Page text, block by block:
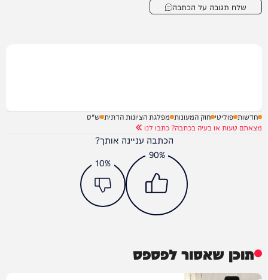
שלח תגובה על הכתבה
חדשות פוליטי חוק המעונות מפלגת הציונות הדתית ש"ס
מצאתם טעות או בעיה בכתבה? כתבו לנו
הכתבה עניינה אותך?
90%
10%
תוכן שאסור לפספס